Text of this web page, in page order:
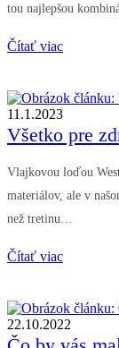
tou najlepšou
Čítať viac
11.1.2023
Všetko pre
Vlajkovou loďou
materiálov, ale v
než tretinu…
Čítať viac
22.10.2022